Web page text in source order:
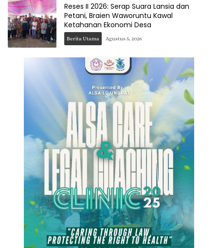
Reses II 2026: Serap Suara Lansia dan
Petani, Braien Waworuntu Kawal
Ketahanan Ekonomi Desa
Berita Utama Agustus 5, 2026